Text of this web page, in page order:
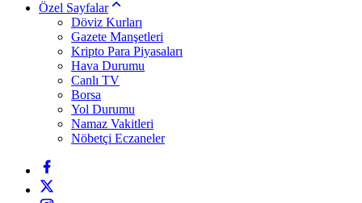
Özel Sayfalar
Döviz Kurları
Gazete Manşetleri
Kripto Para Piyasaları
Hava Durumu
Canlı TV
Borsa
Yol Durumu
Namaz Vakitleri
Nöbetçi Eczaneler